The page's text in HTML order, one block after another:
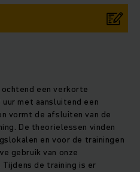
een verkorte
met aansluitend een
vormt de afsluiten van de
De theorielessen vinden
en voor de trainingen
gebruik van onze
de training is er